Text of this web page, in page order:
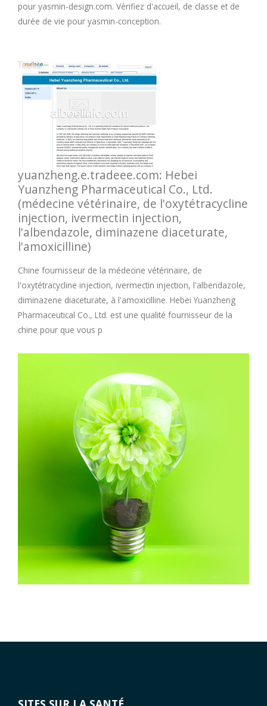
pour yasmin-design.com. Vérifiez d'accueil, de classe et de
durée de vie pour yasmin-conception.
yuanzheng.e.tradeee.com: Hebei
Yuanzheng Pharmaceutical Co., Ltd.
(médecine vétérinaire, de l'oxytétracycline
injection, ivermectin injection,
l'albendazole, diminazene diaceturate,
l'amoxicilline)
Chine fournisseur de la médecine vétérinaire, de
l'oxytétracycline injection, ivermectin injection, l'albendazole,
diminazene diaceturate, à l'amoxicilline. Hebei Yuanzheng
Pharmaceutical Co., Ltd. est une qualité fournisseur de la
chine pour que vous p